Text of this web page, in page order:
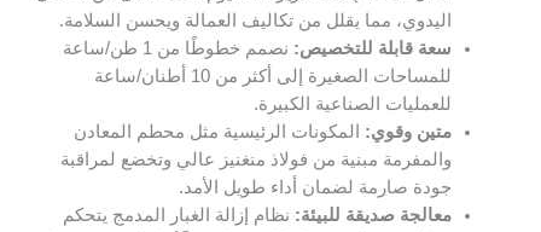
اليدوي، مما يقلل من تكاليف العمالة ويحسن السلامة.
سعة قابلة للتخصيص:
نصمم خطوطًا من 1 طن/ساعة
للمساحات الصغيرة إلى أكثر من 10 أطنان/ساعة
للعمليات الصناعية الكبيرة.
متين وقوي: المكونات الرئيسية مثل محطم المعادن
والمفرمة مبنية من فولاذ منغنيز عالي وتخضع لمراقبة
جودة صارمة لضمان أداء طويل الأمد.
معالجة صديقة للبيئة: نظام إزالة الغبار المدمج يتحكم